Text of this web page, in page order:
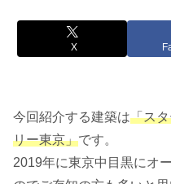
X
今回紹介する建築は「ス
リー東京」です。
2019年に東京中目黒にオ